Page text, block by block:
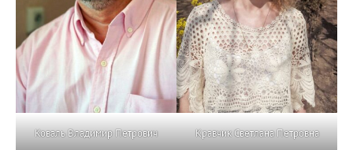
Коваль Владимир Петрович Кравчик Светлана Петровна